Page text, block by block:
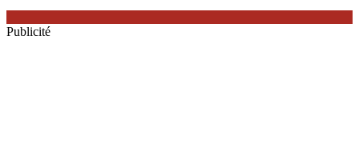
Publicité